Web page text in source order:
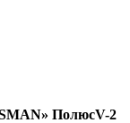
ПолюсV-2